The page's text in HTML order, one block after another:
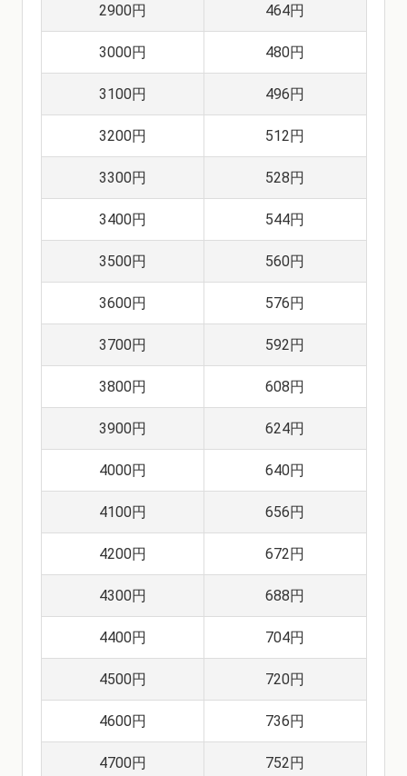
2900円 464円
3000円 480円
3100円 496円
3200円 512円
3300円 528円
3400円 544円
3500円 560円
3600円 576円
3700円 592円
3800円 608円
3900円 624円
4000円 640円
4100円 656円
4200円 672円
4300円 688円
4400円 704円
4500円 720円
4600円 736円
4700円 752円